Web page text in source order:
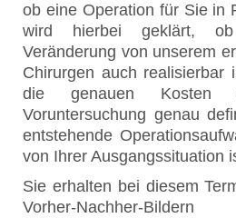
ob eine Operation für Sie in
wird hierbei geklärt,
Veränderung von unserem
Chirurgen auch realisierbar
die genauen Kosten
Voruntersuchung genau
entstehende
von Ihrer Ausgangssituation
Sie erhalten bei diesem
Vorher-Nachher-